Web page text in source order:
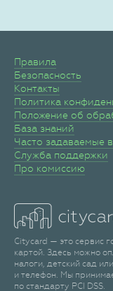
Правила
Безопасность
Контакты
Политика
Положение об
База знаний
Часто задаваемые
Служба поддержки
Про комиссию
Citycard — это сервис
картой. Здесь можно
налоги, детский сад
и телефон. Мы
по стандарту PCI DSS.